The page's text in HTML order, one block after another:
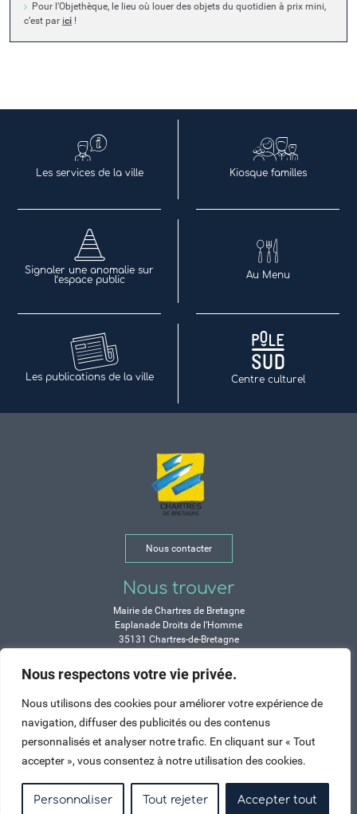
Nous respectons votre vie privée.
Nous utilisons des cookies pour améliorer votre expérience de
navigation, diffuser des publicités ou des contenus
personnalisés et analyser notre trafic. En cliquant sur « Tout
accepter », vous consentez à notre utilisation des cookies.
Personnaliser Tout rejeter Accepter tout
Pour l’Objethèque, le lieu où louer des objets du quotidien à prix mini,
c’est par ici !
Les services de la ville Kiosque familles
Signaler une anomalie sur
l’espace public
Au Menu
Les publications de la ville Centre culturel
Nous contacter
Nous trouver
Mairie de Chartres de Bretagne
Esplanade Droits de l’Homme
35131 Chartres-de-Bretagne
Durant les congés d’été :
Lundi, mardi, mercredi et vendredi :
de 9h à 12h et de 14h à 17h
Jeudi : de 9h à 12h et de 15h à 17h